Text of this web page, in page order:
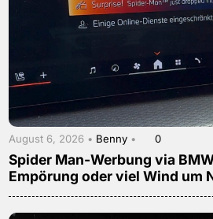
August 6, 2026 • Benny • 0
Spider Man-Werbung via
Empörung oder viel Wind um